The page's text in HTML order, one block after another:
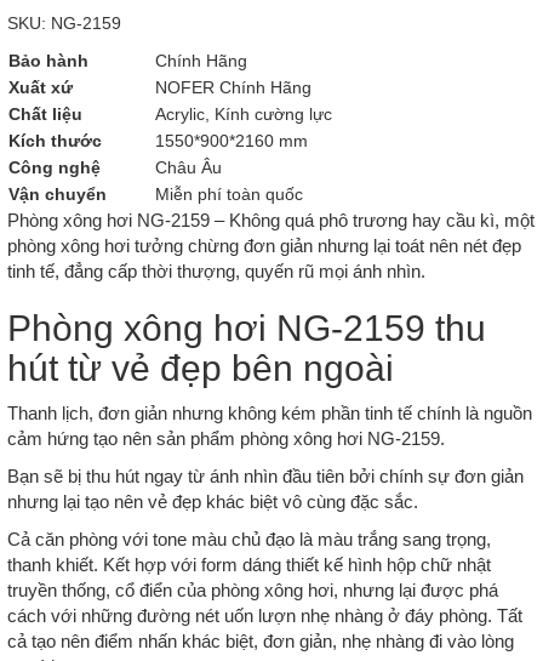
SKU: NG-2159
Bảo hành
Chính Hãng
Xuất xứ
NOFER Chính Hãng
Chất liệu
Acrylic, Kính cường lực
Kích thước
1550*900*2160 mm
Công nghệ
Châu Âu
Vận chuyển
Miễn phí toàn quốc
Phòng xông hơi NG-2159 – Không quá phô trương hay cầu kì, một
phòng xông hơi tưởng chừng đơn giản nhưng lại toát nên nét đẹp
tinh tế, đẳng cấp thời thượng, quyến rũ mọi ánh nhìn.
Phòng xông hơi NG-2159 thu
hút từ vẻ đẹp bên ngoài
Thanh lịch, đơn giản nhưng không kém phần tinh tế chính là nguồn
cảm hứng tạo nên sản phẩm phòng xông hơi NG-2159.
Bạn sẽ bị thu hút ngay từ ánh nhìn đầu tiên bởi chính sự đơn giản
nhưng lại tạo nên vẻ đẹp khác biệt vô cùng đặc sắc.
Cả căn phòng với tone màu chủ đạo là màu trắng sang trọng,
thanh khiết. Kết hợp với form dáng thiết kế hình hộp chữ nhật
truyền thống, cổ điển của phòng xông hơi, nhưng lại được phá
cách với những đường nét uốn lượn nhẹ nhàng ở đáy phòng. Tất
cả tạo nên điểm nhấn khác biệt, đơn giản, nhẹ nhàng đi vào lòng